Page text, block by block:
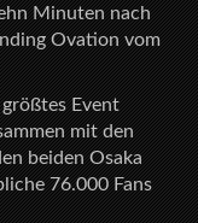
Minuten nach
Ovation vom
Event
mit den
beiden Osaka
76.000 Fans